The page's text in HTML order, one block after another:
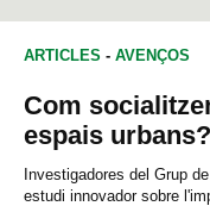
ARTICLES - AVENÇOS
Com
espais urbans?
Investigadores del Grup
estudi innovador sobre